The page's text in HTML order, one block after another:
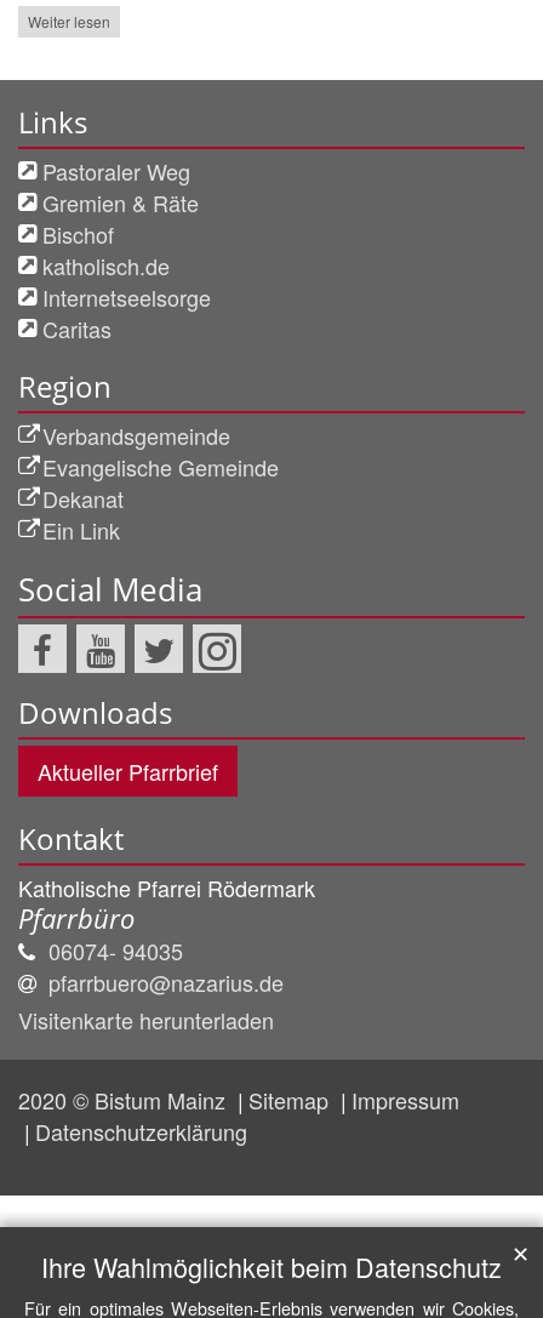
Weiter lesen
Links
Pastoraler Weg
Gremien & Räte
Bischof
katholisch.de
Internetseelsorge
Caritas
Region
Verbandsgemeinde
Evangelische Gemeinde
Dekanat
Ein Link
Social Media
Downloads
Aktueller Pfarrbrief
Kontakt
Katholische Pfarrei Rödermark
Pfarrbüro
06074- 94035
pfarrbuero@nazarius.de
Visitenkarte herunterladen
2020 © Bistum Mainz Sitemap
Impressum
Datenschutzerklärung
Ihre Wahlmöglichkeit beim Datenschutz
Für ein optimales Webseiten-Erlebnis verwenden wir Cookies,
✕